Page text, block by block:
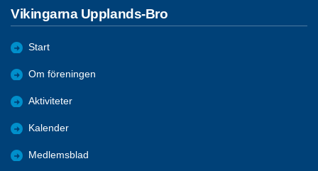
Vikingarna Upplands-Bro
Start
Om föreningen
Aktiviteter
Kalender
Medlemsblad